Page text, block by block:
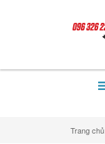
Trang chủ